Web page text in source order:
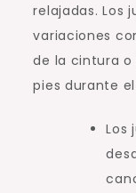
relajadas. Los
variaciones
de la cintura
pies durante
Los